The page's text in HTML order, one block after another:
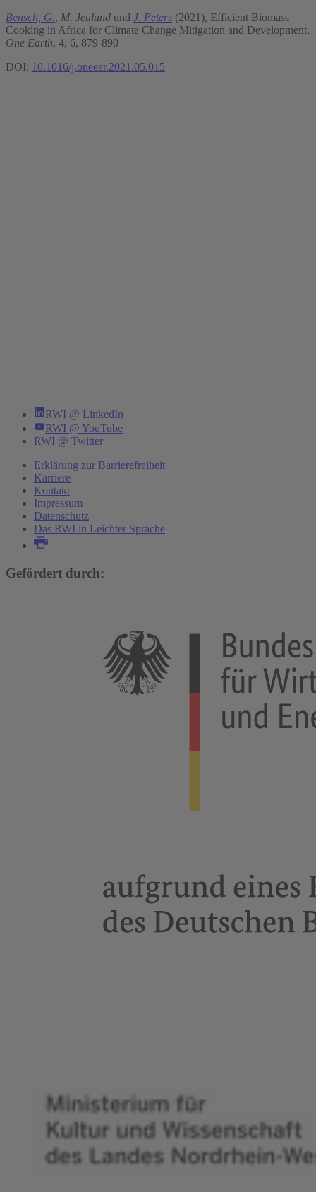
Bensch, G., M. Jeuland und J. Peters (2021), Efficient Biomass
Cooking in Africa for Climate Change Mitigation and Development.
One Earth, 4, 6, 879-890
DOI: 10.1016/j.oneear.2021.05.015
RWI @ LinkedIn
RWI @ YouTube
RWI @ Twitter
Erklärung zur Barrierefreiheit
Karriere
Kontakt
Impressum
Datenschutz
Das RWI in Leichter Sprache
Gefördert durch: